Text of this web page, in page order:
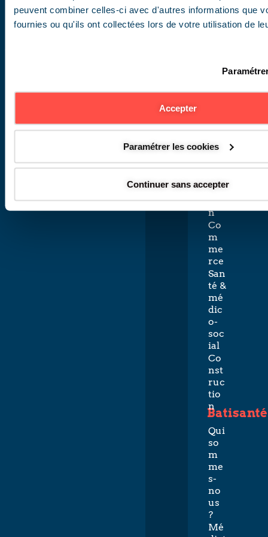
peuvent combiner celles-ci avec d'autres informations que
fournies ou qu'ils ont collectées lors de votre utilisation de
Accepter
Paramétrer les cookies
Continuer sans accepter
P/E
RT
tau
Im
me
ubl
e
abit
atio
n
Co
m
me
rce
San
té &
mé
dic
o-
soc
ial
Co
nst
ruc
tio
n
Batisanté
Qui
so
m
me
s-
no
us
?
Mé